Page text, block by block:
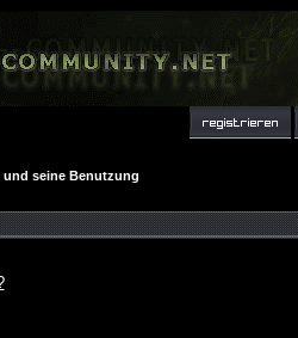
und seine Benutzung